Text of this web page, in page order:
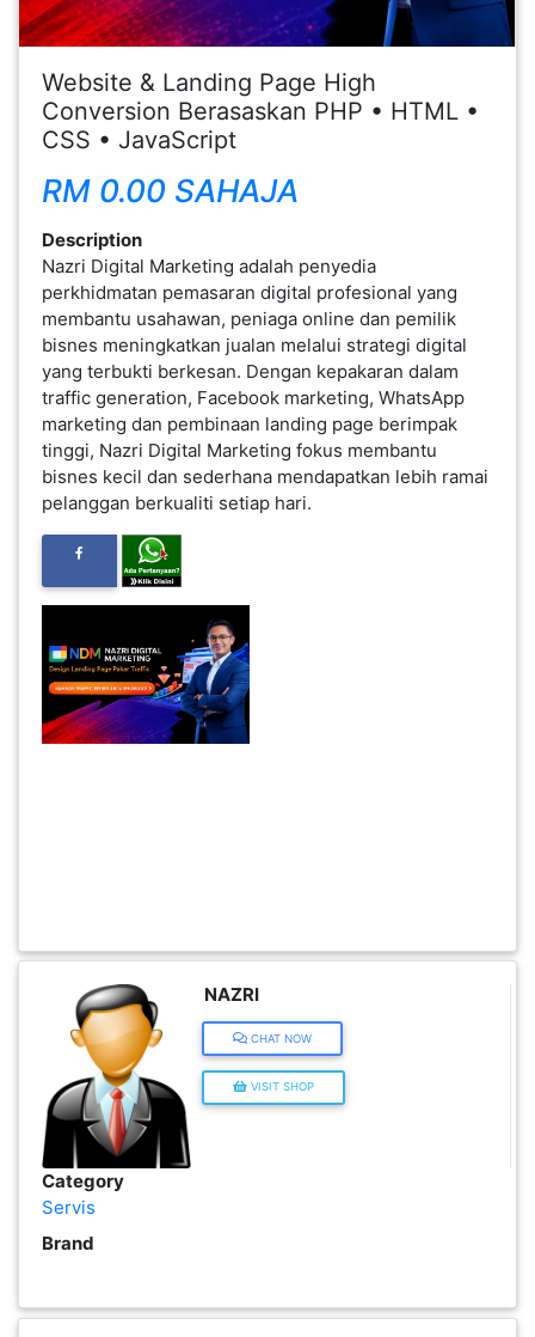
Website & Landing Page High
Conversion Berasaskan PHP • HTML •
CSS • JavaScript
RM 0.00 SAHAJA
Description
Nazri Digital Marketing adalah penyedia
perkhidmatan pemasaran digital profesional yang
membantu usahawan, peniaga online dan pemilik
bisnes meningkatkan jualan melalui strategi digital
yang terbukti berkesan. Dengan kepakaran dalam
traffic generation, Facebook marketing, WhatsApp
marketing dan pembinaan landing page berimpak
tinggi, Nazri Digital Marketing fokus membantu
bisnes kecil dan sederhana mendapatkan lebih ramai
pelanggan berkualiti setiap hari.
NAZRI
CHAT NOW
VISIT SHOP
Category
Servis
Brand
FESYEN
WANITA(0)
KECANTIKAN(7)
LELAKI(0)
MINYAK
WANGI(8)
PENDIDIKAN(19)
DERMA
DAN
INFAK(0)
ARTIKEL(14)
MAKANAN(25)
PERNIAGAAN(41)
KENDERAAN(6)
ELEKTRONIK(5)